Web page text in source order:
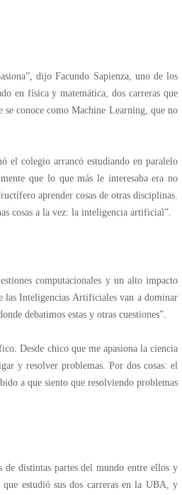
dijo Facundo Sapienza, uno de los
en física y matemática, dos carreras que
conoce como Machine Learning, que no
el colegio arrancó estudiando en paralelo
que lo que más le interesaba era no
aprender cosas de otras disciplinas.
cosas a la vez: la inteligencia artificial”.
computacionales y un alto impacto
las Inteligencias Artificiales van a dominar
debatimos estas y otras cuestiones”.
Desde chico que me apasiona la ciencia
y resolver problemas. Por dos cosas: el
a que siento que resolviendo problemas
distintas partes del mundo entre ellos y
estudió sus dos carreras en la UBA, y